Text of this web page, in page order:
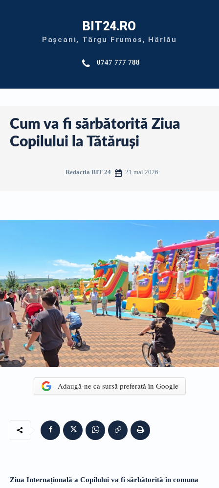
BIT24.RO
Pașcani, Târgu Frumos, Hârlău
0747 777 788
Cum va fi sărbătorită Ziua
Copilului la Tătăruși
Redactia BIT 24 21 mai 2026
Adaugă-ne ca sursă preferată în Google
Ziua Internațională a Copilului va fi sărbătorită în comuna